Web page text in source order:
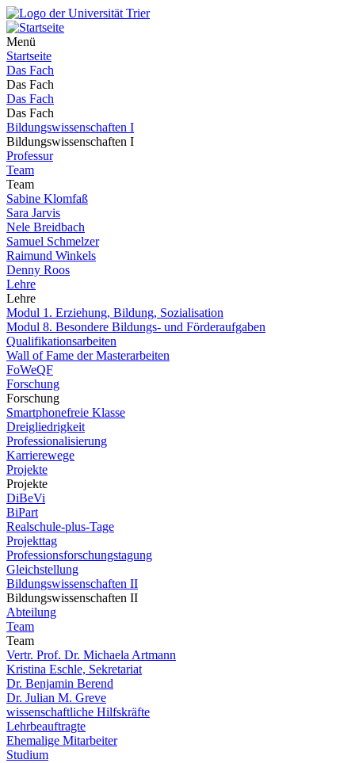
Menü
Startseite
Das Fach
Das Fach
Das Fach
Das Fach
Bildungswissenschaften I
Bildungswissenschaften I
Professur
Team
Team
Sabine Klomfaß
Sara Jarvis
Nele Breidbach
Samuel Schmelzer
Raimund Winkels
Denny Roos
Lehre
Lehre
Modul 1. Erziehung, Bildung, Sozialisation
Modul 8. Besondere Bildungs- und Förderaufgaben
Qualifikationsarbeiten
Wall of Fame der Masterarbeiten
FoWeQF
Forschung
Forschung
Smartphonefreie Klasse
Dreigliedrigkeit
Professionalisierung
Karrierewege
Projekte
Projekte
DiBeVi
BiPart
Realschule-plus-Tage
Projekttag
Professionsforschungstagung
Gleichstellung
Bildungswissenschaften II
Bildungswissenschaften II
Abteilung
Team
Team
Vertr. Prof. Dr. Michaela Artmann
Kristina Eschle, Sekretariat
Dr. Benjamin Berend
Dr. Julian M. Greve
wissenschaftliche Hilfskräfte
Lehrbeauftragte
Ehemalige Mitarbeiter
Studium